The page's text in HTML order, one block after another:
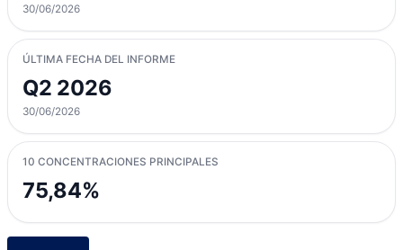
30/06/2026
ÚLTIMA FECHA DEL INFORME
Q2 2026
30/06/2026
10 CONCENTRACIONES PRINCIPALES
75,84%